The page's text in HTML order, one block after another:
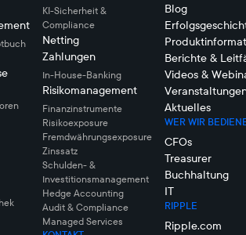
KI-Sicherheit &
Compliance
Netting
Zahlungen
In-House-Banking
Risikomanagement
Finanzinstrumente
Risikoexposure
Fremdwährungsexposure
Zinssatz
Schulden- &
Investitionsmanagement
Hedge Accounting
Audit & Compliance
Managed Services
Blog
Berichte &
Videos &
Aktuelles
WER WIR
CFOs
Treasurer
Buchhaltung
IT
RIPPLE
Ripple.com